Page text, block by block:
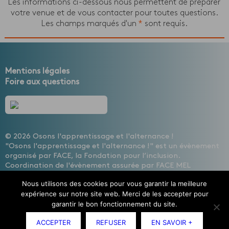
Les informations ci-dessous nous permettent de préparer
votre venue et de vous contacter pour toutes questions.
Les champs marqués d'un * sont requis.
Mentions légales
Foire aux questions
© 2026 Osons l'apprentissage et l'alternance !
"Osons l'apprentissage et l'alternance !" est un évènement
organisé par FACE, la Fondation pour l’inclusion.
Coordination de l'évènement assurée par FACE MEL
Design : Cécile Lisbonis - Gestion de projet web : Agence
Mademoiselle Associée - Développement site internet :
Etienne Delcambre
Nous utilisons des cookies pour vous garantir la meilleure
expérience sur notre site web. Merci de les accepter pour
garantir le bon fonctionnement du site.
ACCEPTER REFUSER EN SAVOIR +